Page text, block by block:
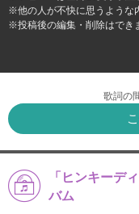
※他の人が不快に思うような
※投稿後の編集・削除はでき
歌詞の
「ヒンキーデ
バム